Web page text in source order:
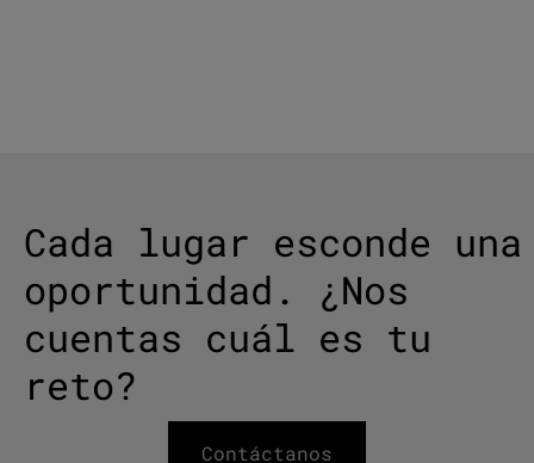
Cada lugar esconde una
oportunidad. ¿Nos
cuentas cuál es tu
reto?
Contáctanos